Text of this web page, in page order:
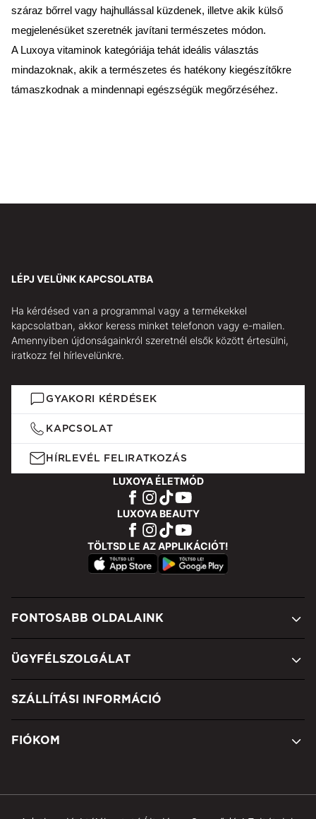
száraz bőrrel vagy hajhullással küzdenek, illetve akik külső
megjelenésüket szeretnék javítani természetes módon.
A Luxoya vitaminok kategóriája tehát ideális választás
mindazoknak, akik a természetes és hatékony kiegészítőkre
támaszkodnak a mindennapi egészségük megőrzéséhez.
LÉPJ VELÜNK KAPCSOLATBA
Ha kérdésed van a programmal vagy a termékekkel
kapcsolatban, akkor keress minket telefonon vagy e-mailen.
Amennyiben újdonságainkról szeretnél elsők között értesülni,
iratkozz fel hírlevelünkre.
GYAKORI KÉRDÉSEK
KAPCSOLAT
HÍRLEVÉL FELIRATKOZÁS
LUXOYA ÉLETMÓD
LUXOYA BEAUTY
TÖLTSD LE AZ APPLIKÁCIÓT!
FONTOSABB OLDALAINK
ÜGYFÉLSZOLGÁLAT
SZÁLLÍTÁSI INFORMÁCIÓ
FIÓKOM